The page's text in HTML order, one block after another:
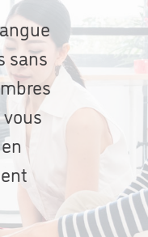
sans